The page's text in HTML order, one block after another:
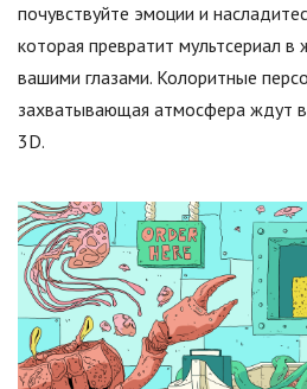
почувствуйте эмоции и
которая превратит мультсериал
вашими глазами. Колоритные
захватывающая атмосфера ждут
3D.